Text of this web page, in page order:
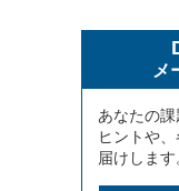
メ
あなたの
ヒントや
届けします